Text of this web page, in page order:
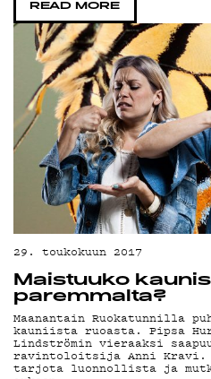
READ MORE
29. toukokuun 2017
Maistuuko
paremmalta?
Maanantain Ruokatunnilla
kauniista ruoasta. Pipsa
Lindströmin vieraaksi
ravintoloitsija Anni Kravi.
tarjota luonnollista ja